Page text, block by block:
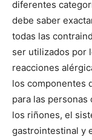
diferentes
debe saber
todas las
ser utilizados por
reacciones
los componentes
para las
los riñones, el
gastrointestinal y